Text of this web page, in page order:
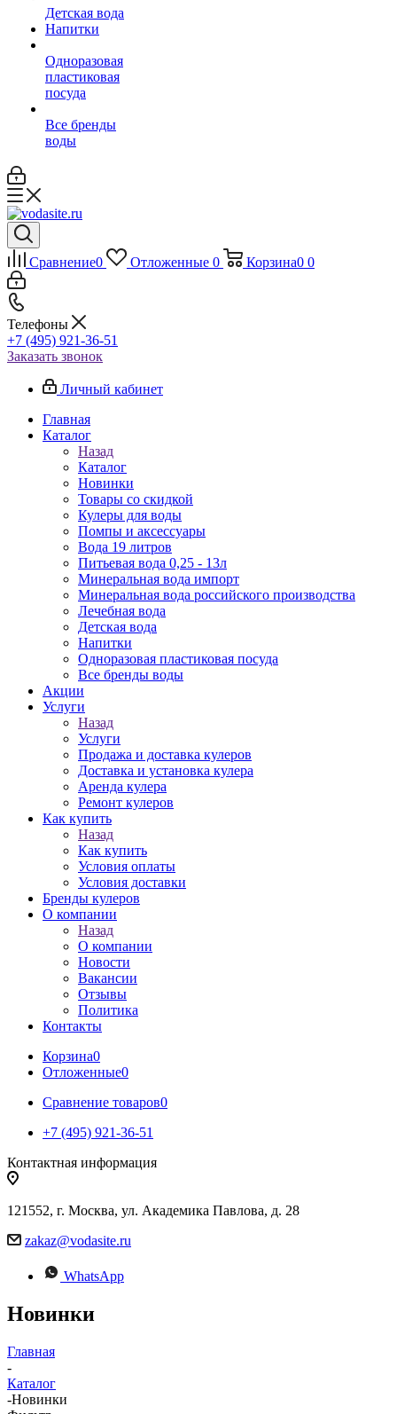
Детская вода
Напитки
Одноразовая
пластиковая
посуда
Все бренды
воды
Сравнение0 Отложенные 0 Корзина0 0
Телефоны
+7 (495) 921-36-51
Заказать звонок
Личный кабинет
Главная
Каталог
Назад
Каталог
Новинки
Товары со скидкой
Кулеры для воды
Помпы и аксессуары
Вода 19 литров
Питьевая вода 0,25 - 13л
Минеральная вода импорт
Минеральная вода российского производства
Лечебная вода
Детская вода
Напитки
Одноразовая пластиковая посуда
Все бренды воды
Акции
Услуги
Назад
Услуги
Продажа и доставка кулеров
Доставка и установка кулера
Аренда кулера
Ремонт кулеров
Как купить
Назад
Как купить
Условия оплаты
Условия доставки
Бренды кулеров
О компании
Назад
О компании
Новости
Вакансии
Отзывы
Политика
Контакты
Корзина0
Отложенные0
Сравнение товаров0
+7 (495) 921-36-51
Контактная информация
121552, г. Москва, ул. Академика Павлова, д. 28
zakaz@vodasite.ru
WhatsApp
Новинки
Главная
-
Каталог
-Новинки